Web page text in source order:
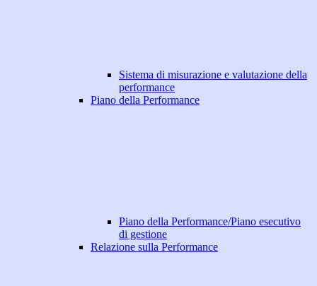
Sistema di misurazione e valutazione della
performance
Piano della Performance
Piano della Performance/Piano esecutivo
di gestione
Relazione sulla Performance